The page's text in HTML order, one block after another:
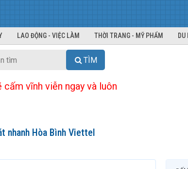
LAO ĐỘNG - VIỆC LÀM THỜI TRANG - MỸ PHẨM
TÌM
vĩnh viễn ngay và luôn
nhanh Hòa Bình Viettel